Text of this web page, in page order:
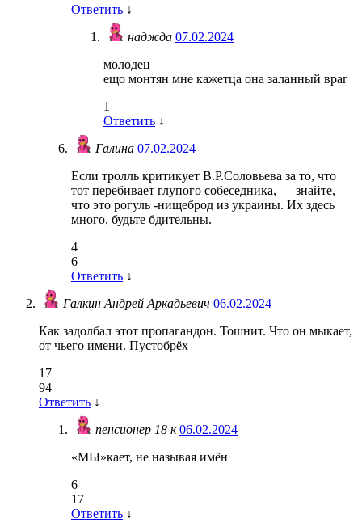
Ответить ↓
наджда 07.02.2024
молодец
ещо монтян мне кажетца она заланный враг
1
Ответить ↓
Галина 07.02.2024
Если тролль критикует В.Р.Соловьева за то, что
тот перебивает глупого собеседника, — знайте,
что это рогуль -нищеброд из украины. Их здесь
много, будьте бдительны.
4
6
Ответить ↓
Галкин Андрей Аркадьевич 06.02.2024
Как задолбал этот пропагандон. Тошнит. Что он мыкает,
от чьего имени. Пустобрёх
17
94
Ответить ↓
пенсионер 18 к06.02.2024
«МЫ»кает, не называя имён
6
17
Ответить ↓